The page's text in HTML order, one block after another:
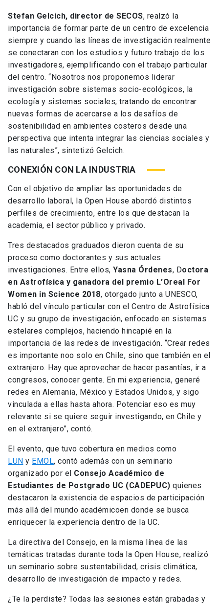
Stefan Gelcich, director de SECOS, realzó la
importancia de formar parte de un centro de excelencia
siempre y cuando las líneas de investigación realmente
se conectaran con los estudios y futuro trabajo de los
investigadores, ejemplificando con el trabajo particular
del centro. “Nosotros nos proponemos liderar
investigación sobre sistemas socio-ecológicos, la
ecología y sistemas sociales, tratando de encontrar
nuevas formas de acercarse a los desafíos de
sostenibilidad en ambientes costeros desde una
perspectiva que intenta integrar las ciencias sociales y
las naturales”, sintetizó Gelcich.
CONEXIÓN CON LA INDUSTRIA
Con el objetivo de ampliar las oportunidades de
desarrollo laboral, la Open House abordó distintos
perfiles de crecimiento, entre los que destacan la
academia, el sector público y privado.
Tres destacados graduados dieron cuenta de su
proceso como doctorantes y sus actuales
investigaciones. Entre ellos, Yasna Órdenes, Doctora
en Astrofísica y ganadora del premio L’Oreal For
Women in Science 2018, otorgado junto a UNESCO,
habló del vínculo particular con el Centro de Astrofísica
UC y su grupo de investigación, enfocado en sistemas
estelares complejos, haciendo hincapié en la
importancia de las redes de investigación. “Crear redes
es importante noo solo en Chile, sino que también en el
extranjero. Hay que aprovechar de hacer pasantías, ir a
congresos, conocer gente. En mi experiencia, generé
redes en Alemania, México y Estados Unidos, y sigo
vinculada a ellas hasta ahora. Potenciar eso es muy
relevante si se quiere seguir investigando, en Chile y
en el extranjero”, contó.
El evento, que tuvo cobertura en medios como
LUN y EMOL, contó además con un seminario
organizado por el Consejo Académico de
Estudiantes de Postgrado UC (CADEPUC) quienes
destacaron la existencia de espacios de participación
más allá del mundo académicoen donde se busca
enriquecer la experiencia dentro de la UC.
La directiva del Consejo, en la misma línea de las
temáticas tratadas durante toda la Open House, realizó
un seminario sobre sustentabilidad, crisis climática,
desarrollo de investigación de impacto y redes.
¿Te la perdiste? Todas las sesiones están grabadas y